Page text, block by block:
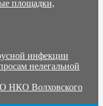
площадки,
инфекции
нелегальной
НКО Волховского